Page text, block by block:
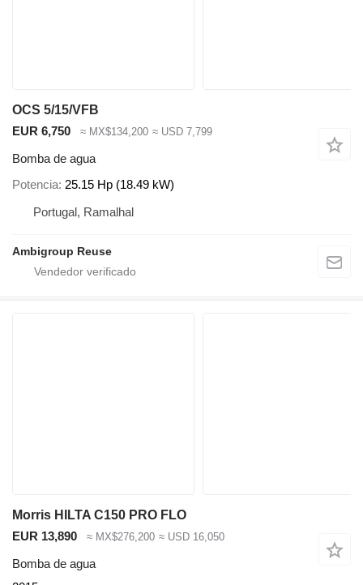
OCS 5/15/VFB
EUR 6,750
≈ MX$134,200 ≈ USD 7,799
Bomba de agua
Potencia 25.15 Hp (18.49 kW)
Portugal, Ramalhal
Ambigroup Reuse
Morris HILTA C150 PRO FLO
EUR 13,890
≈ MX$276,200 ≈ USD 16,050
Bomba de agua